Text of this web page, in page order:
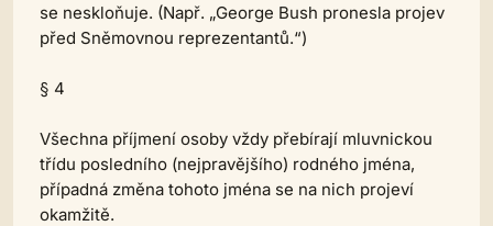
se neskloňuje. (Např. „George Bush pronesla projev
před Sněmovnou reprezentantů.“)
§ 4
Všechna příjmení osoby vždy přebírají mluvnickou
třídu posledního (nejpravějšího) rodného jména,
případná změna tohoto jména se na nich projeví
okamžitě.